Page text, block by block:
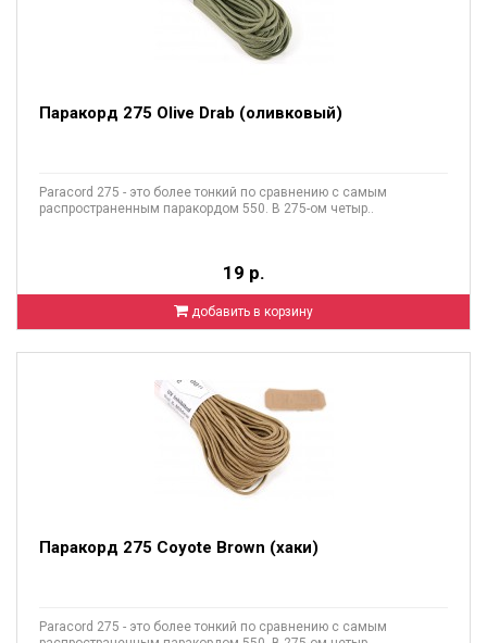
Паракорд 275 Olive Drab (оливковый)
Paracord 275 - это более тонкий по сравнению с самым
распространенным паракордом 550. В 275-ом четыр..
19 р.
добавить в корзину
Паракорд 275 Coyote Brown (хаки)
Paracord 275 - это более тонкий по сравнению с самым